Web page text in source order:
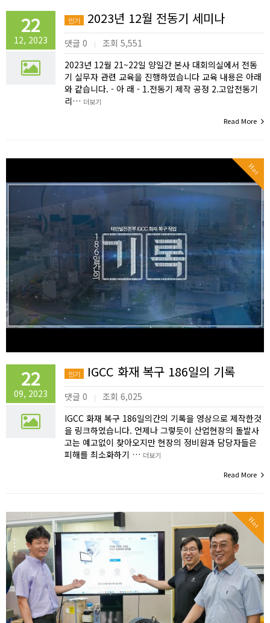
22
12, 2023
인기 2023년 12월 전동기 세미나
댓글 0 |
조회 5,551
2023년 12월 21~22일 양일간 본사 대회의실에서 전동
기 실무자 관련 교육을 진행하였습니다 교육 내용은 아래
와 같습니다. - 아 래 - 1.전동기 제작 공정 2.고압전동기
리… 더보기
Read More
Hot
22
09, 2023
인기 IGCC 화재 복구 186일의 기록
댓글 0 |
조회 6,025
IGCC 화재 복구 186일의간의 기록을 영상으로 제작한것
을 링크하였습니다. 언제나 그렇듯이 산업현장의 돌발사
고는 예고없이 찾아오지만 현장의 정비원과 담당자들은
피해를 최소화하기 … 더보기
Read More
Hot